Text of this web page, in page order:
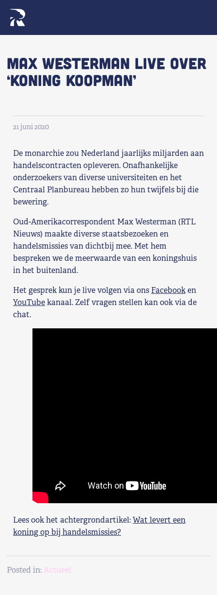
×
Wat we doen
Wie we zijn
Nieuws
Agenda
Shop
Contact
Voor leden
Word Lid
Max Westerman live over
‘Koning Koopman’
21 juni 2020
De monarchie zou Nederland jaarlijks miljarden aan
handelscontracten opleveren. Onafhankelijke
onderzoekers van diverse universiteiten en het
Centraal Planbureau hebben zo hun twijfels bij die
bewering.
Oud-Amerikacorrespondent Max Westerman (RTL
Nieuws) maakte diverse staatsbezoeken en
handelsmissies van dichtbij mee. Met hem
bespreken we de meerwaarde van een koningshuis
in het buitenland.
Het gesprek kun je live volgen via ons Facebooken
YouTubekanaal. Zelf vragen stellen kan ook via de
chat.
Lees ook het achtergrondartikel:Wat levert een
koning op bij handelsmissies?
Posted in:Actueel